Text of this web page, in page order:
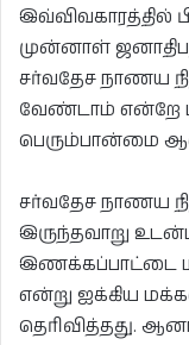
இவ்விவகாரத்தில்
முன்னாள்
சர்வதேச நாணய
வேண்டாம் என்றே
பெரும்பான்மை
சர்வதேச நாணய
இருந்தவாறு
இணக்கப்பாட்டை
என்று ஐக்கிய
தெரிவித்தது.